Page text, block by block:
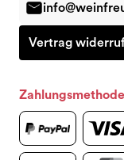
Vertrag